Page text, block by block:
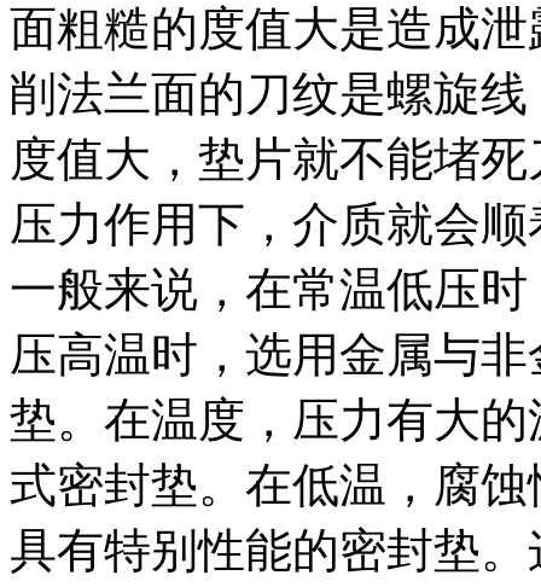
面粗糙的度值大是造成
削法兰面的刀纹是螺旋
度值大，垫片就不能堵
压力作用下，介质就会
一般来说，在常温低压
压高温时，选用金属与
垫。在温度，压力有大
式密封垫。在低温，腐
具有特别性能的密封垫